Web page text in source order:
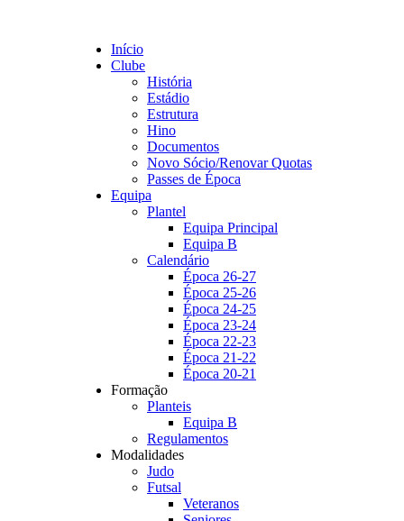
Início
Clube
História
Estádio
Estrutura
Hino
Documentos
Novo Sócio/Renovar Quotas
Passes de Época
Equipa
Plantel
Equipa Principal
Equipa B
Calendário
Época 26-27
Época 25-26
Época 24-25
Época 23-24
Época 22-23
Época 21-22
Época 20-21
Formação
Planteis
Equipa B
Regulamentos
Modalidades
Judo
Futsal
Veteranos